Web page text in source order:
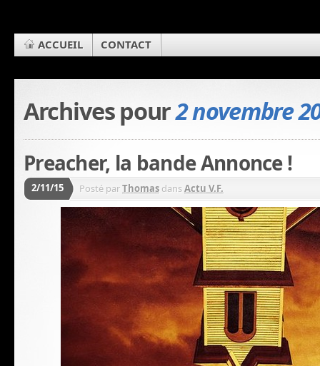
ACCUEIL CONTACT
Archives pour2 novembre
Preacher, la bande Annonce !
2/11/15 Posté parThomas dansActu V.F.